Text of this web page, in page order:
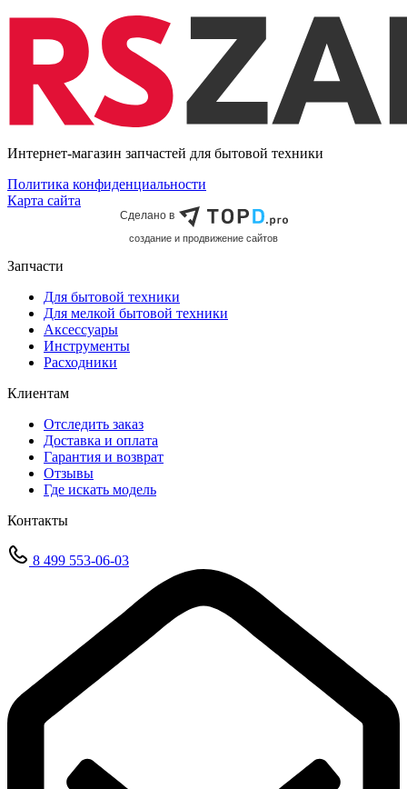
Интернет-магазин запчастей для бытовой техники
Политика конфиденциальности
Карта сайта
Сделано в
cоздание и продвижение сайтов
Запчасти
Для бытовой техники
Для мелкой бытовой техники
Аксессуары
Инструменты
Расходники
Клиентам
Отследить заказ
Доставка и оплата
Гарантия и возврат
Отзывы
Где искать модель
Контакты
8 499 553-06-03